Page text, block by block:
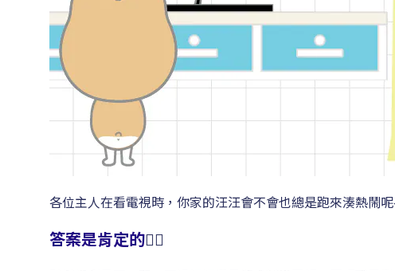
各位主人在看電視時，你家的汪汪會不會也總是跑來湊熱鬧
答案是肯定的🙆‍♀️